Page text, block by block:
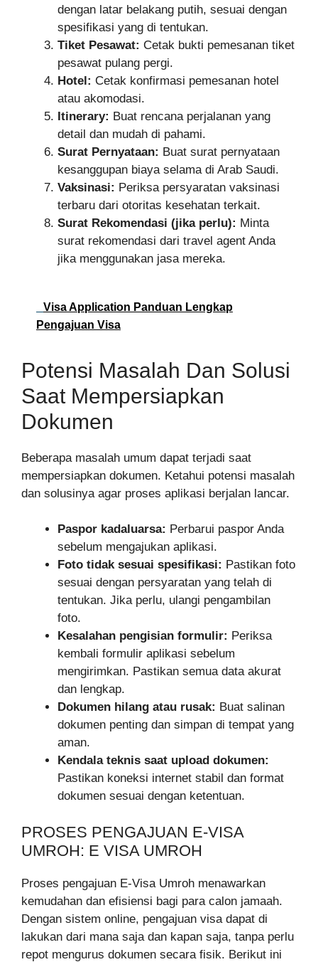
dengan latar belakang putih, sesuai dengan
spesifikasi yang di tentukan.
Tiket Pesawat: Cetak bukti pemesanan tiket
pesawat pulang pergi.
Hotel: Cetak konfirmasi pemesanan hotel
atau akomodasi.
Itinerary: Buat rencana perjalanan yang
detail dan mudah di pahami.
Surat Pernyataan: Buat surat pernyataan
kesanggupan biaya selama di Arab Saudi.
Vaksinasi: Periksa persyaratan vaksinasi
terbaru dari otoritas kesehatan terkait.
Surat Rekomendasi (jika perlu): Minta
surat rekomendasi dari travel agent Anda
jika menggunakan jasa mereka.
Visa Application Panduan Lengkap
Pengajuan Visa
Potensi Masalah Dan Solusi
Saat Mempersiapkan
Dokumen
Beberapa masalah umum dapat terjadi saat
mempersiapkan dokumen. Ketahui potensi masalah
dan solusinya agar proses aplikasi berjalan lancar.
Paspor kadaluarsa: Perbarui paspor Anda
sebelum mengajukan aplikasi.
Foto tidak sesuai spesifikasi: Pastikan foto
sesuai dengan persyaratan yang telah di
tentukan. Jika perlu, ulangi pengambilan
foto.
Kesalahan pengisian formulir: Periksa
kembali formulir aplikasi sebelum
mengirimkan. Pastikan semua data akurat
dan lengkap.
Dokumen hilang atau rusak: Buat salinan
dokumen penting dan simpan di tempat yang
aman.
Kendala teknis saat upload dokumen:
Pastikan koneksi internet stabil dan format
dokumen sesuai dengan ketentuan.
PROSES PENGAJUAN E-VISA
UMROH: E VISA UMROH
Proses pengajuan E-Visa Umroh menawarkan
kemudahan dan efisiensi bagi para calon jamaah.
Dengan sistem online, pengajuan visa dapat di
lakukan dari mana saja dan kapan saja, tanpa perlu
repot mengurus dokumen secara fisik. Berikut ini